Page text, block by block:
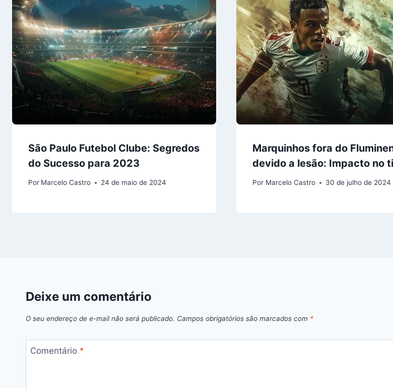
São Paulo Futebol Clube: Segredos
do Sucesso para 2023
Por Marcelo Castro 24 de maio de 2024
Marquinhos fora do
devido a lesão: Impacto no
Por Marcelo Castro 30 de julho de 2024
Deixe um comentário
O seu endereço de e-mail não será publicado. Campos obrigatórios são marcados com *
Comentário *